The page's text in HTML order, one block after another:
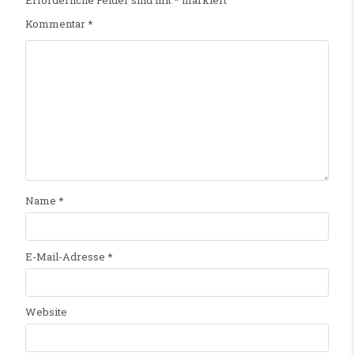
Kommentar*
Name *
E-Mail-Adresse *
Website